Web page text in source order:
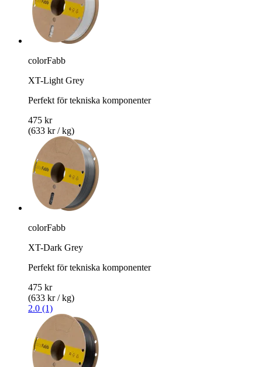
colorFabb
XT-Light Grey
Perfekt för tekniska komponenter
475 kr
(633 kr / kg)
colorFabb
XT-Dark Grey
Perfekt för tekniska komponenter
475 kr
(633 kr / kg)
2.0 (1)